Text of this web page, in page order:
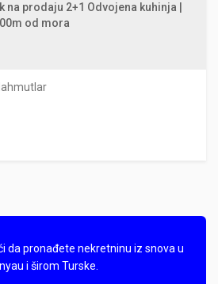
na prodaju 2+1 Odvojena kuhinja |
od mora
da pronađete nekretninu iz snova u
i širom Turske.